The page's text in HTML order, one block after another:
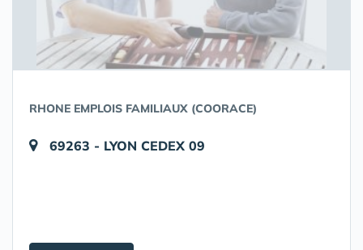
RHONE EMPLOIS FAMILIAUX (COORACE)
69263 - LYON CEDEX 09